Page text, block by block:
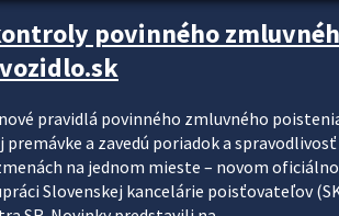
povinného
pravidlá povinného zmluvného
a zavedú poriadok a spravodlivosť
na jednom mieste – novom
Slovenskej kancelárie poisťovateľov